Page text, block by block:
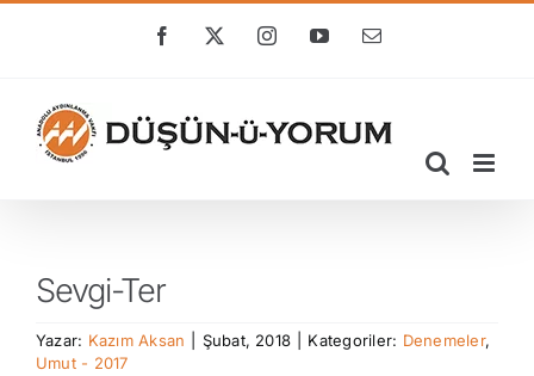
Facebook
X InstagramYouTube
E-
Sevgi-Ter
Yazar: Kazım Aksan Şubat, 2018 Kategoriler: Denemeler,
Umut - 2017